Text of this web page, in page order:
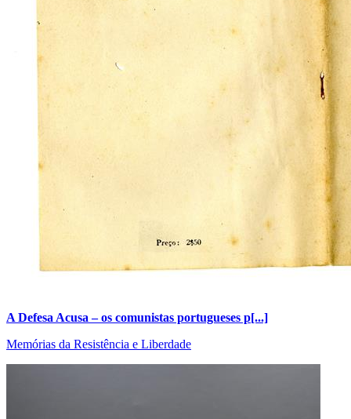
A Defesa Acusa – os comunistas portugueses p[...]
Memórias da Resistência e Liberdade